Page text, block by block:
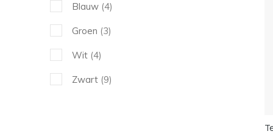
Blauw (4)
Groen (3)
Wit (4)
Zwart (9)